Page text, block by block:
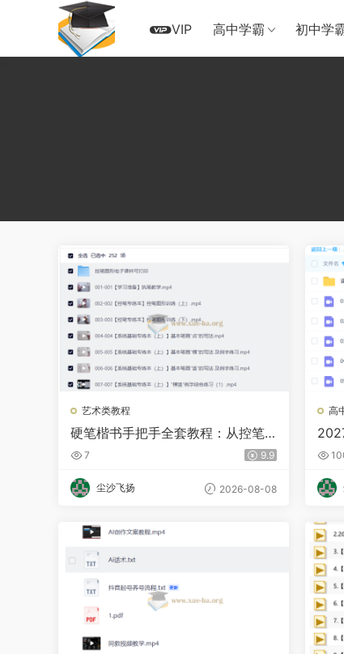
VIP 高中学霸 初中学
艺术类教程
硬笔楷书手把手全套教程：从控笔
到偏旁，附可打印素材【8GB】
7 9.9
尘沙飞扬 2026-08-08
高
班